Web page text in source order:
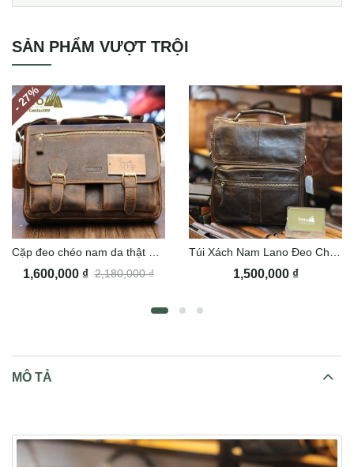
SẢN PHẨM VƯỢT TRỘI
- 27
%
2,180,000₫
1,600,000 ₫ 1,500,000 ₫
MÔ TẢ